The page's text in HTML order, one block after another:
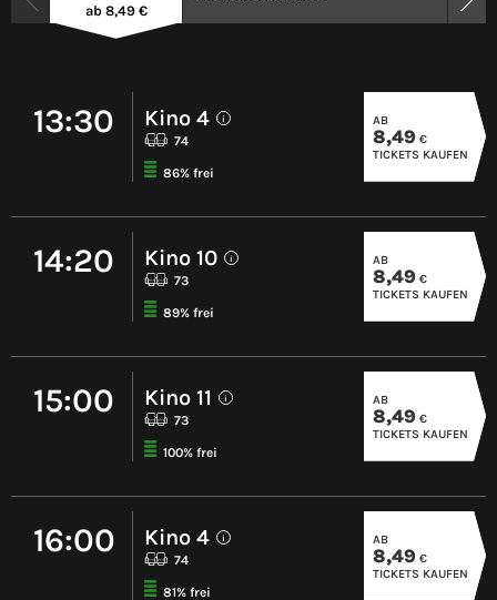
ab 8,49 €
13:30 Kino 4 i
74
86% frei
AB
8,49 €
TICKETS KAUFEN
14:20 Kino 10 i
73
89% frei
AB
8,49 €
TICKETS KAUFEN
15:00 Kino 11 i
73
100% frei
AB
8,49 €
TICKETS KAUFEN
16:00 Kino 4 i
74
81% frei
AB
8,49 €
TICKETS KAUFEN